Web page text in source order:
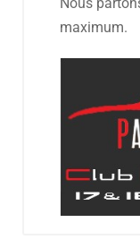
maximum.